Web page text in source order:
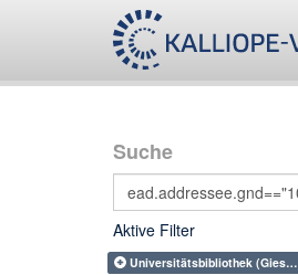
Suche
Aktive Filter
Universitätsbibliothek (Gies…